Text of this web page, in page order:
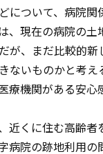
について、病院関
、現在の病院の土
が、まだ比較的
ないものかと考え
療機関がある安
近くに住む高齢
病院の跡地利用